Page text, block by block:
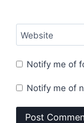
Website
Notify me of
Notify me of